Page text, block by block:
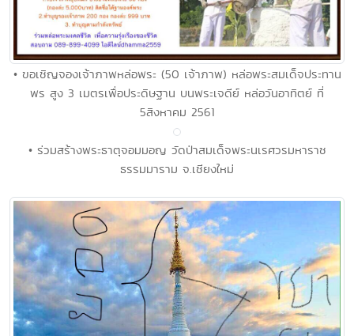
• ขอเชิญจองเจ้าภาพหล่อพระ (50 เจ้าภาพ) หล่อพระสมเด็จประทาน
พร สูง 3 เมตรเพื่อประดิษฐาน บนพระเจดีย์ หล่อวันอาทิตย์ ที่
5สิงหาคม 2561